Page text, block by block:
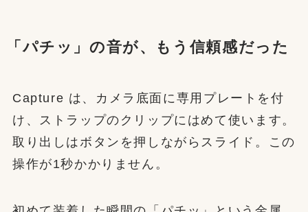
「パチッ」の音が、もう信頼感だった
Capture は、カメラ底面に専用プレートを付
け、ストラップのクリップにはめて使います。
取り出しはボタンを押しながらスライド。この
操作が1秒かかりません。